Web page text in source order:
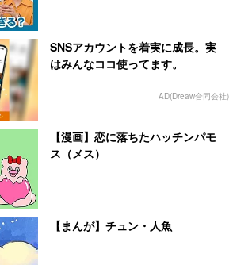
SNSアカウントを着実に成長。実
はみんなココ使ってます。
AD(Dreaw合同会社)
【漫画】恋に落ちたハッチンパモ
ス（メス）
【まんが】チュン・人魚